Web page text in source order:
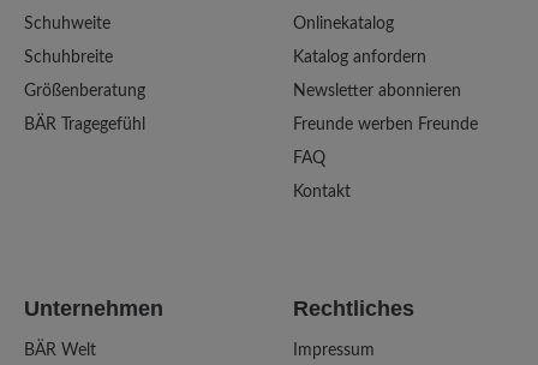
Schuhweite
Schuhbreite
Größenberatung
BÄR Tragegefühl
Onlinekatalog
Katalog anfordern
Newsletter abonnieren
Freunde werben Freunde
FAQ
Kontakt
Unternehmen
BÄR Welt
Rechtliches
Impressum